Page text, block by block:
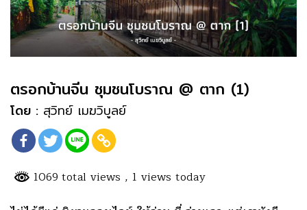
ตรอกบ้านจีน ชุมชนโบราณ @ ตาก (1)
โดย : สุวิทย์ เมฆวิบูลย์
1069 total views , 1 views today